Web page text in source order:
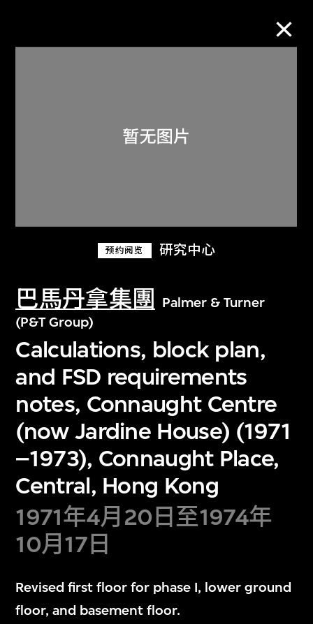
预约阅览 研究中心
巴馬丹拿集團
Palmer & Turner
(P&T Group)
Calculations, block plan,
and FSD requirements
notes, Connaught Centre
(now Jardine House) (1971
–1973), Connaught Place,
Central, Hong Kong
1971年4月20日至1974年
10月17日
Revised first floor for phase I, lower ground
floor, and basement floor.
关于M+藏品
探索世界顶级的二十及二十一世纪视觉
文化藏品。